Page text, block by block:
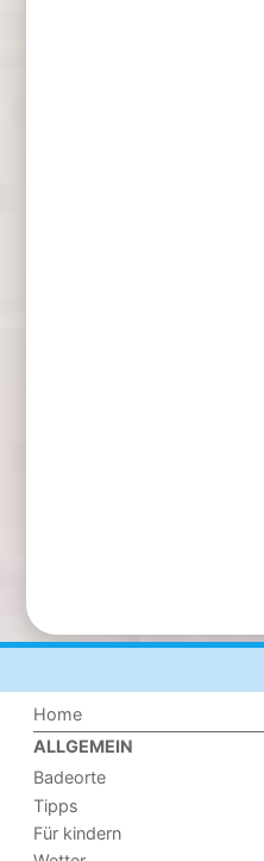
Home
ALLGEMEIN
Badeorte
Tipps
Für kindern